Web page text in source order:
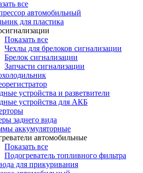
все
автомобильный
для пластика
Показать все
Чехлы для брелоков сигнализации
Брелок сигнализации
Запчасти сигнализации
устройства и разветвители
устройства для АКБ
заднего вида
аккумуляторные
автомобильные
Показать все
Подогреватель топливного фильтра
для прикуривания